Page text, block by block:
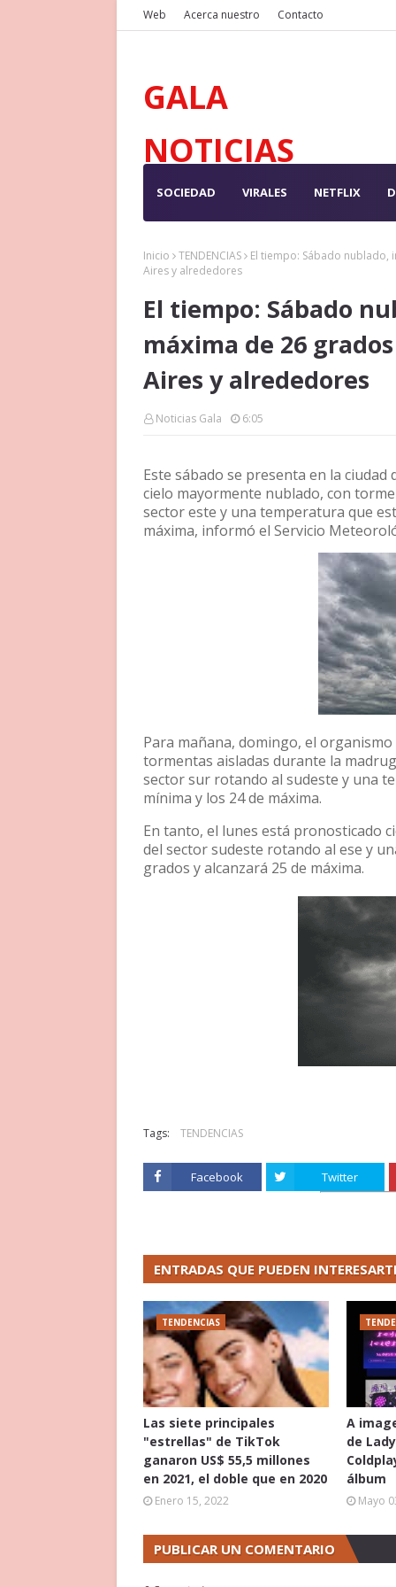
Web Acerca nuestro Contacto
GALA
NOTICIAS
SOCIEDAD VIRALES NETFLIX
Inicio TENDENCIAS
El tiempo: Sábado nublado,
Aires y alrededores
El tiempo: Sábado
máxima de 26
Aires y alrededores
Noticias Gala 6:05
Este sábado se presenta en la
cielo mayormente nublado, con
sector este y una temperatura que
máxima, informó el Servicio
Para mañana, domingo, el
tormentas aisladas durante la
sector sur rotando al sudeste y una
mínima y los 24 de máxima.
En tanto, el lunes está pronosticado
del sector sudeste rotando al ese y
grados y alcanzará 25 de máxima.
Tags: TENDENCIAS
Facebook Twitter
ENTRADAS QUE PUEDEN
TENDENCIAS
Las siete principales
"estrellas" de TikTok
ganaron US$ 55,5 millones
en 2021, el doble que en 2020
Enero 15, 2022
A
de
álbum
Mayo
PUBLICAR UN COMENTARIO